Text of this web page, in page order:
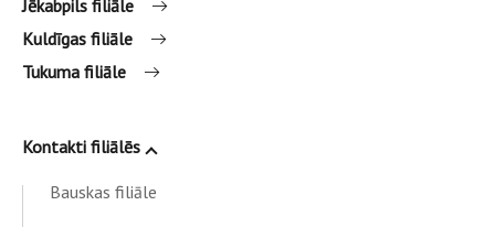
Jēkabpils filiāle
Kuldīgas filiāle
Tukuma filiāle
Kontakti filiālēs
Bauskas filiāle